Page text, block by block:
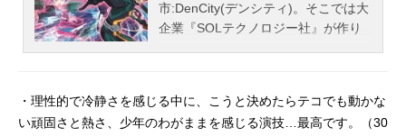
市:DenCity(デンシティ)。そこでは大
企業『SOLテクノロジー社』が作り
人々はそのVR空間での新たなデュエ
ル体験に熱狂していた。『LINKVRAI
・理性的で冷静さを感じる中に、こうと決めたらテコでも動かな
い頑固さと熱さ、少年のわがままを感じる演技…最高です。（30